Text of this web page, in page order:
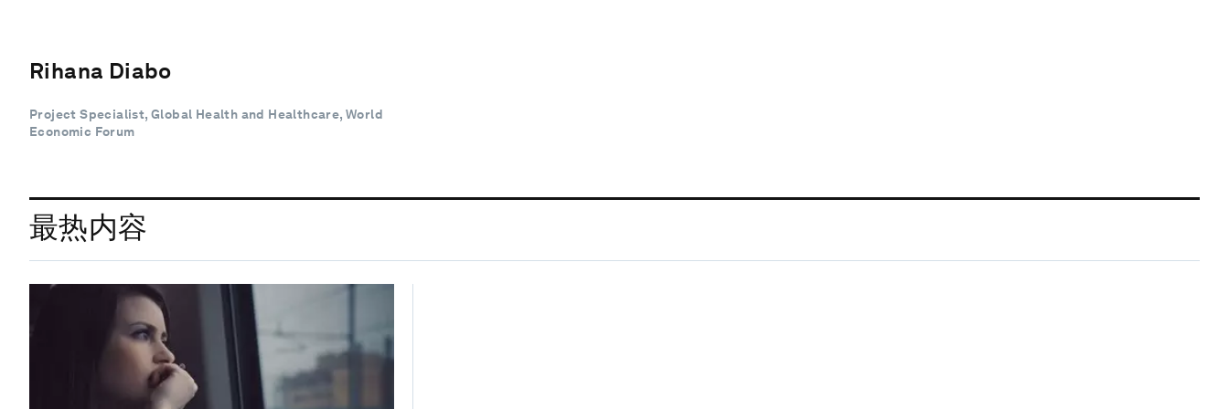
Rihana Diabo
Project Specialist, Global Health and Healthcare, World
Economic Forum
最热内容